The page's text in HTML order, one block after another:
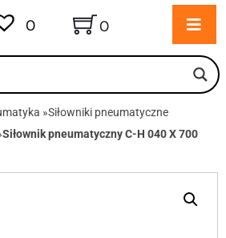
0 0
»Siłowniki pneumatyczne
Siłownik pneumatyczny C-H 040 X 700